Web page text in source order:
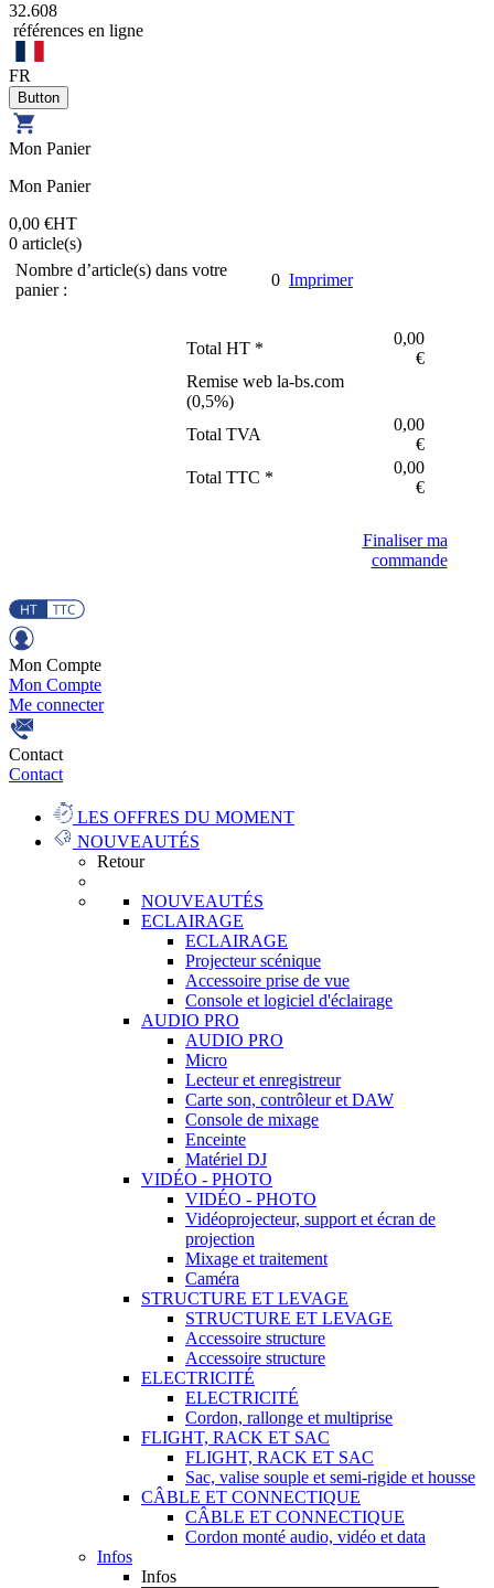
32.608
références en ligne
FR
Mon Panier
Mon Panier
0,00 €HT
0 article(s)
Nombre d’article(s) dans votre
panier :
0 Imprimer
Total HT *
0,00
€
Remise web la-bs.com
(0,5%)
Total TVA
0,00
€
Total TTC *
0,00
€
Finaliser ma
commande
Mon Compte
Mon Compte
Me connecter
Contact
Contact
LES OFFRES DU MOMENT
NOUVEAUTÉS
Retour
NOUVEAUTÉS
ECLAIRAGE
ECLAIRAGE
Projecteur scénique
Accessoire prise de vue
Console et logiciel d'éclairage
AUDIO PRO
AUDIO PRO
Micro
Lecteur et enregistreur
Carte son, contrôleur et DAW
Console de mixage
Enceinte
Matériel DJ
VIDÉO - PHOTO
VIDÉO - PHOTO
Vidéoprojecteur, support et écran de
projection
Mixage et traitement
Caméra
STRUCTURE ET LEVAGE
STRUCTURE ET LEVAGE
Accessoire structure
Accessoire structure
ELECTRICITÉ
ELECTRICITÉ
Cordon, rallonge et multiprise
FLIGHT, RACK ET SAC
FLIGHT, RACK ET SAC
Sac, valise souple et semi-rigide et housse
CÂBLE ET CONNECTIQUE
CÂBLE ET CONNECTIQUE
Cordon monté audio, vidéo et data
Infos
Infos